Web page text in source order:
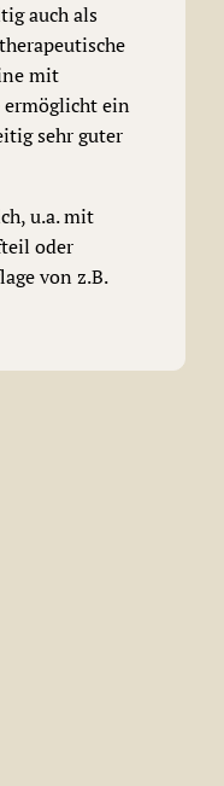
auch als
mit
ermöglicht ein
sehr guter
u.a. mit
oder
von z.B.